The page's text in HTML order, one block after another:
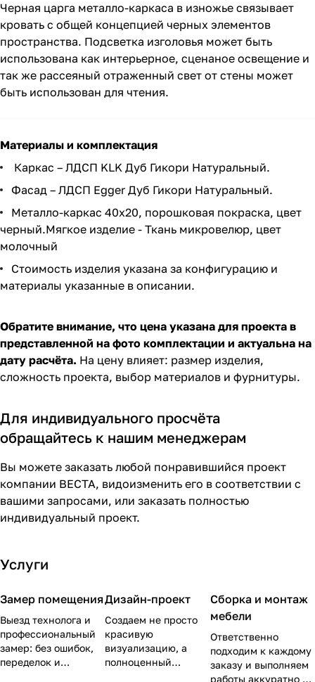
Черная царга металло-каркаса в изножье связывает
кровать с общей концепцией черных элементов
пространства. Подсветка изголовья может быть
использована как интерьерное, сценаное освещение и
так же рассеяный отраженный свет от стены может
быть использован для чтения.
Материалы и комплектация
Каркас – ЛДСП KLK Дуб Гикори Натуральный.
Фасад – ЛДСП Egger Дуб Гикори Натуральный.
Металло-каркас 40х20, порошковая покраска, цвет
черный.Мягкое изделие - Ткань микровелюр, цвет
молочный
Стоимость изделия указана за конфигурацию и
материалы указанные в описании.
Обратите внимание, что цена указана для проекта в
представленной на фото комплектации и актуальна на
дату расчёта. На цену влияет: размер изделия,
сложность проекта, выбор материалов и фурнитуры.
Для индивидуального просчёта
обращайтесь к нашим менеджерам
Вы можете заказать любой понравившийся проект
компании ВЕСТА, видоизменить его в соответствии с
вашими запросами, или заказать полностью
индивидуальный проект.
Услуги
Замер помещения
Выезд технолога и
профессиональный
замер: без ошибок,
переделок и
Дизайн-проект
Создаем не просто
красивую
визуализацию, а
полноценный
Сборка и монтаж
мебели
Ответственно
подходим к каждому
заказу и выполняем
работы аккуратно и